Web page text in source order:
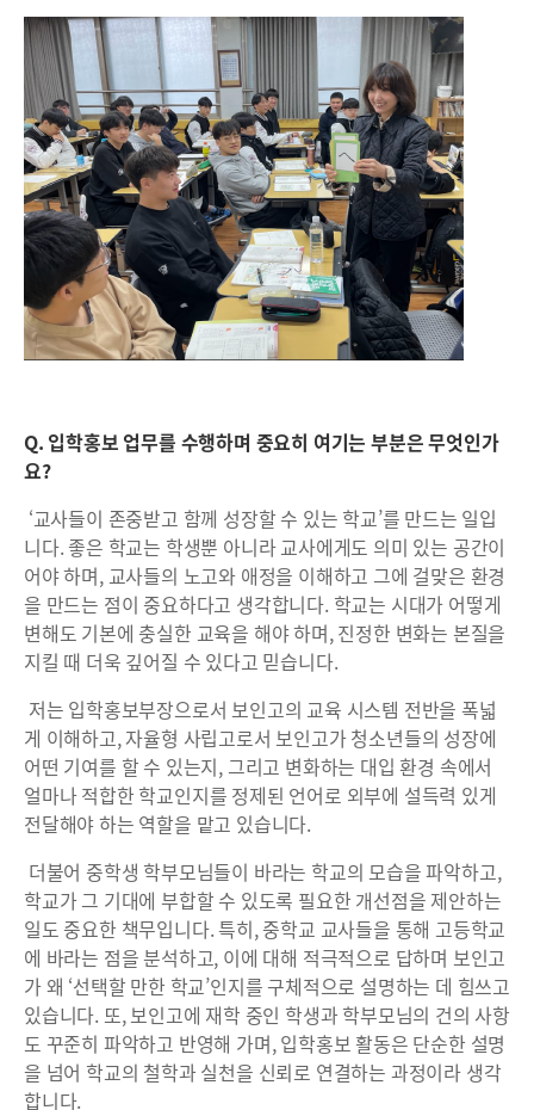
Q. 입학홍보 업무를 수행하며 중요히 여기는 부분은 무엇인가
요?
‘교사들이 존중받고 함께 성장할 수 있는 학교’를 만드는 일입
니다. 좋은 학교는 학생뿐 아니라 교사에게도 의미 있는 공간이
어야 하며, 교사들의 노고와 애정을 이해하고 그에 걸맞은 환경
을 만드는 점이 중요하다고 생각합니다. 학교는 시대가 어떻게
변해도 기본에 충실한 교육을 해야 하며, 진정한 변화는 본질을
지킬 때 더욱 깊어질 수 있다고 믿습니다.
저는 입학홍보부장으로서 보인고의 교육 시스템 전반을 폭넓
게 이해하고, 자율형 사립고로서 보인고가 청소년들의 성장에
어떤 기여를 할 수 있는지, 그리고 변화하는 대입 환경 속에서
얼마나 적합한 학교인지를 정제된 언어로 외부에 설득력 있게
전달해야 하는 역할을 맡고 있습니다.
더불어 중학생 학부모님들이 바라는 학교의 모습을 파악하고,
학교가 그 기대에 부합할 수 있도록 필요한 개선점을 제안하는
일도 중요한 책무입니다. 특히, 중학교 교사들을 통해 고등학교
에 바라는 점을 분석하고, 이에 대해 적극적으로 답하며 보인고
가 왜 ‘선택할 만한 학교’인지를 구체적으로 설명하는 데 힘쓰고
있습니다. 또, 보인고에 재학 중인 학생과 학부모님의 건의 사항
도 꾸준히 파악하고 반영해 가며, 입학홍보 활동은 단순한 설명
을 넘어 학교의 철학과 실천을 신뢰로 연결하는 과정이라 생각
합니다.